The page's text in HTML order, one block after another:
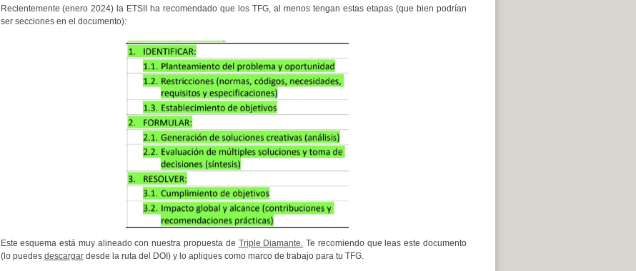
Recientemente (enero 2024) la ETSII ha recomendado que los TFG, al menos tengan estas etapas (que bien podrían
ser secciones en el documento):
Este esquema está muy alineado con nuestra propuesta de Triple Diamante. Te recomiendo que leas este documento
(lo puedes descargardesde la ruta del DOI) y lo apliques como marco de trabajo para tu TFG.